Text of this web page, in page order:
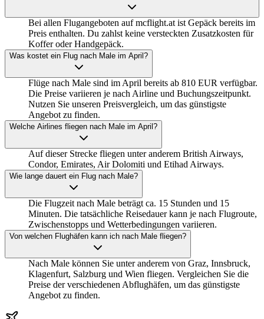
Bei allen Flugangeboten auf mcflight.at ist Gepäck bereits im
Preis enthalten. Du zahlst keine versteckten Zusatzkosten für
Koffer oder Handgepäck.
Was kostet ein Flug nach Male im April?
Flüge nach Male sind im April bereits ab 810 EUR verfügbar.
Die Preise variieren je nach Airline und Buchungszeitpunkt.
Nutzen Sie unseren Preisvergleich, um das günstigste
Angebot zu finden.
Welche Airlines fliegen nach Male im April?
Auf dieser Strecke fliegen unter anderem British Airways,
Condor, Emirates, Air Dolomiti und Etihad Airways.
Wie lange dauert ein Flug nach Male?
Die Flugzeit nach Male beträgt ca. 15 Stunden und 15
Minuten. Die tatsächliche Reisedauer kann je nach Flugroute,
Zwischenstopps und Wetterbedingungen variieren.
Von welchen Flughäfen kann ich nach Male fliegen?
Nach Male können Sie unter anderem von Graz, Innsbruck,
Klagenfurt, Salzburg und Wien fliegen. Vergleichen Sie die
Preise der verschiedenen Abflughäfen, um das günstigste
Angebot zu finden.